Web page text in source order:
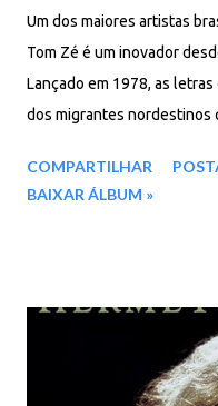
Um dos maiores artistas
Tom Zé é um inovador
Lançado em 1978, as
dos migrantes nordestinos
sobre eles. Convidou Tom
título (depois revisitada
“Pecado, Rifa e Revista”.
“Amor de Estrada” e
COMPARTILHAR
BAIXAR ÁLBUM »